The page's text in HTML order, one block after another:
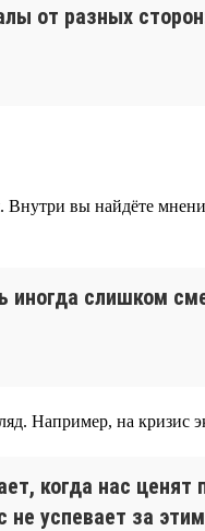
от разных
Внутри вы найдёте
слишком
Например, на кризис
когда нас
успевает за